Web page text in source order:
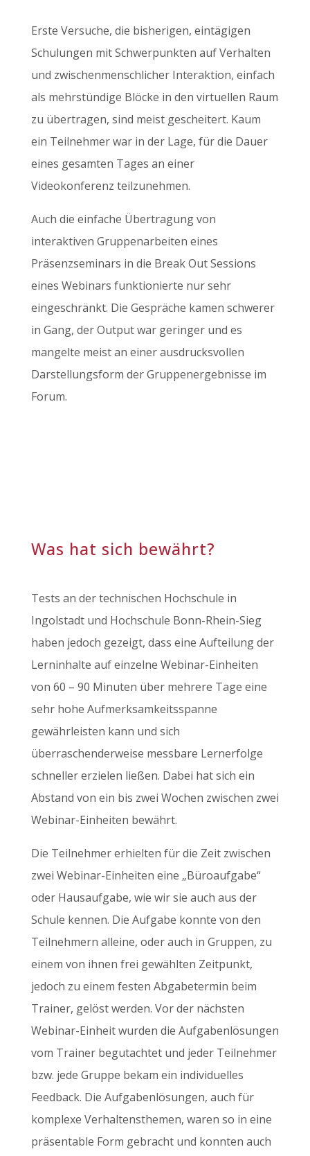
Erste Versuche, die bisherigen, eintägigen
Schulungen mit Schwerpunkten auf Verhalten
und zwischenmenschlicher Interaktion, einfach
als mehrstündige Blöcke in den virtuellen Raum
zu übertragen, sind meist gescheitert. Kaum
ein Teilnehmer war in der Lage, für die Dauer
eines gesamten Tages an einer
Videokonferenz teilzunehmen.
Auch die einfache Übertragung von
interaktiven Gruppenarbeiten eines
Präsenzseminars in die Break Out Sessions
eines Webinars funktionierte nur sehr
eingeschränkt. Die Gespräche kamen schwerer
in Gang, der Output war geringer und es
mangelte meist an einer ausdrucksvollen
Darstellungsform der Gruppenergebnisse im
Forum.
Was hat sich bewährt?
Tests an der technischen Hochschule in
Ingolstadt und Hochschule Bonn-Rhein-Sieg
haben jedoch gezeigt, dass eine Aufteilung der
Lerninhalte auf einzelne Webinar-Einheiten
von 60 – 90 Minuten über mehrere Tage eine
sehr hohe Aufmerksamkeitsspanne
gewährleisten kann und sich
überraschenderweise messbare Lernerfolge
schneller erzielen ließen. Dabei hat sich ein
Abstand von ein bis zwei Wochen zwischen zwei
Webinar-Einheiten bewährt.
Die Teilnehmer erhielten für die Zeit zwischen
zwei Webinar-Einheiten eine „Büroaufgabe“
oder Hausaufgabe, wie wir sie auch aus der
Schule kennen. Die Aufgabe konnte von den
Teilnehmern alleine, oder auch in Gruppen, zu
einem von ihnen frei gewählten Zeitpunkt,
jedoch zu einem festen Abgabetermin beim
Trainer, gelöst werden. Vor der nächsten
Webinar-Einheit wurden die Aufgabenlösungen
vom Trainer begutachtet und jeder Teilnehmer
bzw. jede Gruppe bekam ein individuelles
Feedback. Die Aufgabenlösungen, auch für
komplexe Verhaltensthemen, waren so in eine
präsentable Form gebracht und konnten auch